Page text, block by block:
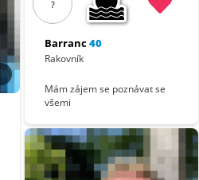
?
Barranc40
Rakovník
Mám zájem se poznávat se
všemi